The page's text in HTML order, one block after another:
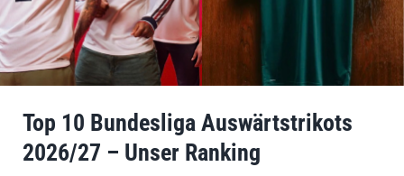
Top 10 Bundesliga Auswärtstrikots
2026/27 – Unser Ranking